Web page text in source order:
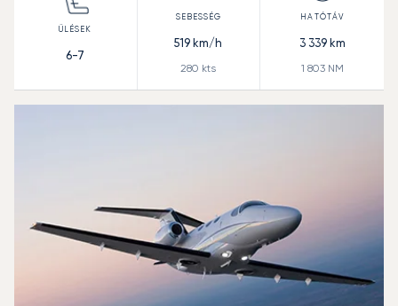
6-7
519 km/h
280 kts
3 339km
1 803NM